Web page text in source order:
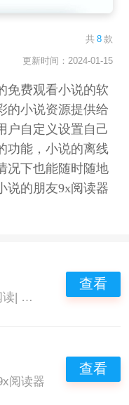
共 8 款
更新时间：2024-01-15
免费观看小说的软
的小说资源提供给
户自定义设置自己
功能，小说的离线
况下也能随时随地
说的朋友9x阅读器
读| 看漫画 9x阅读器
查看
阅读器
查看